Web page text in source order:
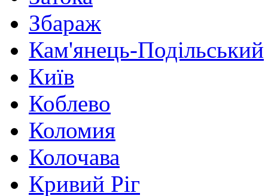
Збараж
Кам'янець-Подільський
Київ
Коблево
Коломия
Колочава
Кривий Ріг